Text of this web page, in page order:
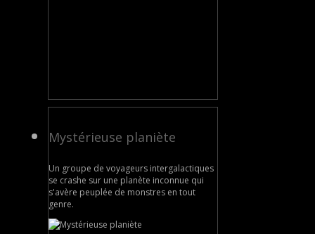
Mystérieuse planiète
Un groupe de voyageurs intergalactiques
se crashe sur une planète inconnue qui
s'avère peuplée de monstres en tout
genre.